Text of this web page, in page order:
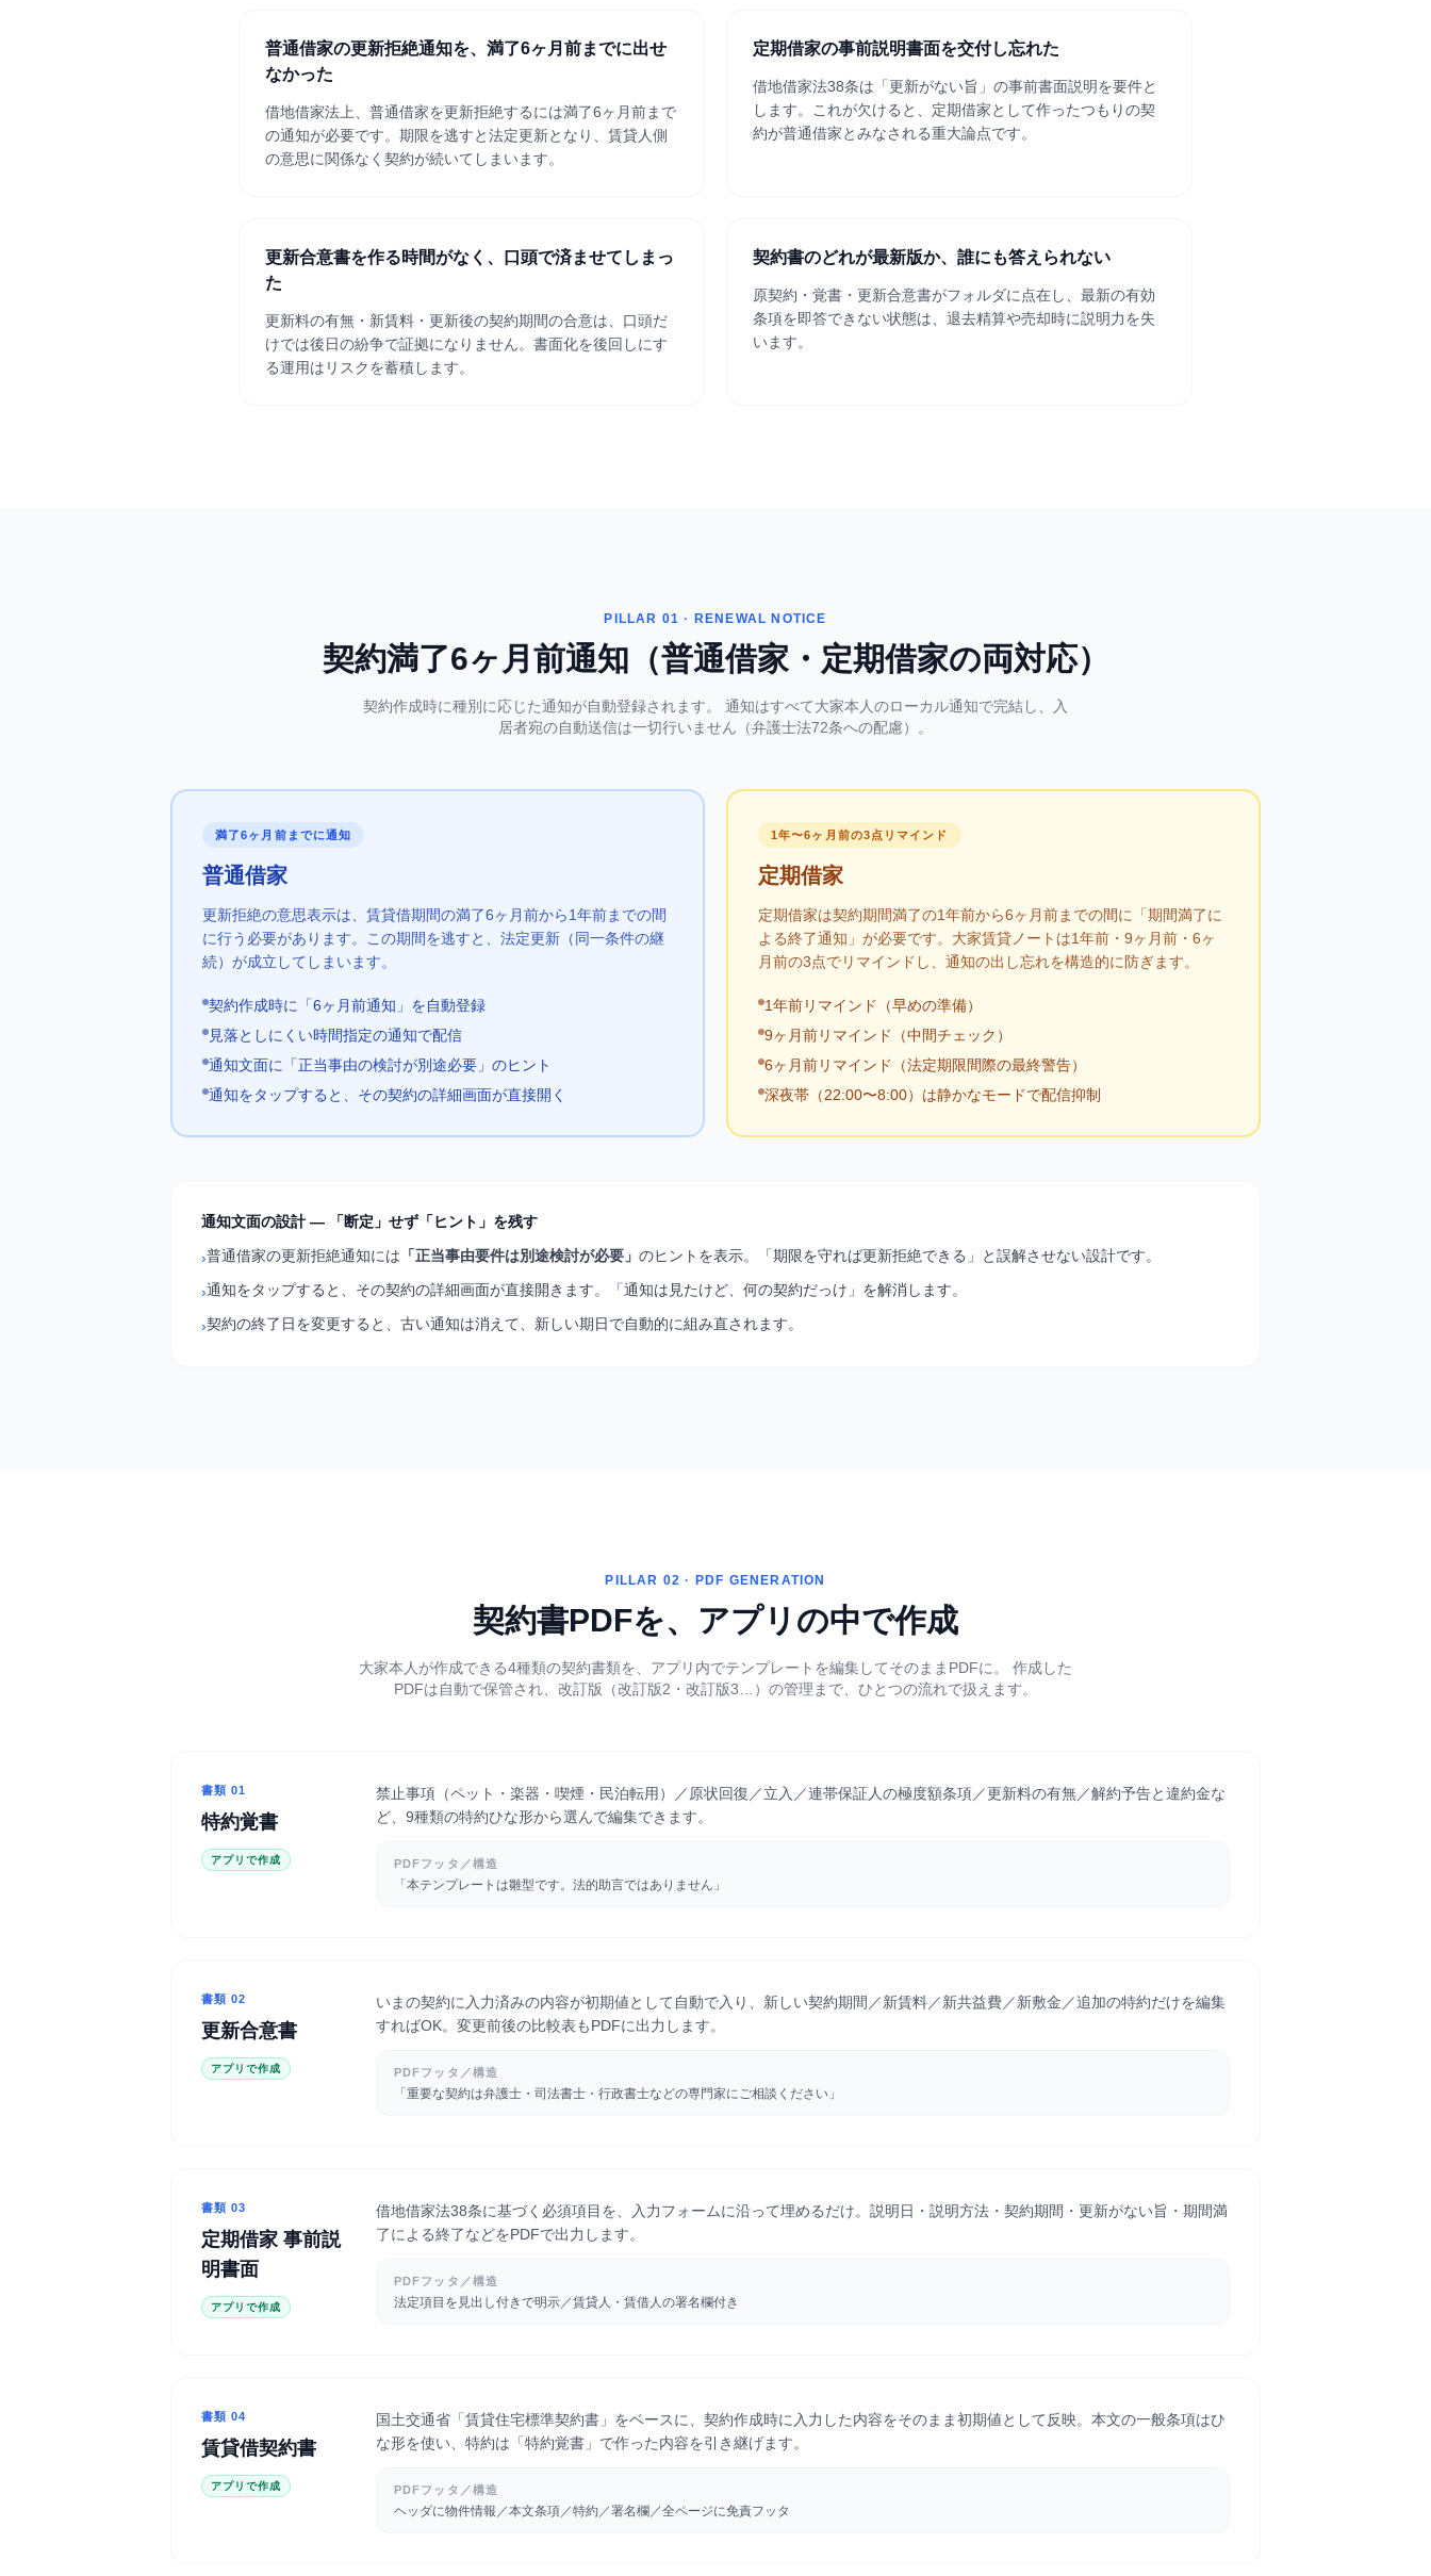
普通借家の更新拒絶通知を、満了6ヶ月前までに出せ
なかった
借地借家法上、普通借家を更新拒絶するには満了6ヶ月前まで
の通知が必要です。期限を逃すと法定更新となり、賃貸人側
の意思に関係なく契約が続いてしまいます。
定期借家の事前説明書面を交付し忘れた
借地借家法38条は「更新がない旨」の事前書面説明を要件と
します。これが欠けると、定期借家として作ったつもりの契
約が普通借家とみなされる重大論点です。
更新合意書を作る時間がなく、口頭で済ませてしまっ
た
更新料の有無・新賃料・更新後の契約期間の合意は、口頭だ
けでは後日の紛争で証拠になりません。書面化を後回しにす
る運用はリスクを蓄積します。
契約書のどれが最新版か、誰にも答えられない
原契約・覚書・更新合意書がフォルダに点在し、最新の有効
条項を即答できない状態は、退去精算や売却時に説明力を失
います。
PILLAR 01 · RENEWAL NOTICE
契約満了6ヶ月前通知（普通借家・定期借家の両対応）
契約作成時に種別に応じた通知が自動登録されます。 通知はすべて大家本人のローカル通知で完結し、入
居者宛の自動送信は一切行いません（弁護士法72条への配慮）。
満了6ヶ月前までに通知
普通借家
更新拒絶の意思表示は、賃貸借期間の満了6ヶ月前から1年前までの間
に行う必要があります。この期間を逃すと、法定更新（同一条件の継
続）が成立してしまいます。
契約作成時に「6ヶ月前通知」を自動登録
見落としにくい時間指定の通知で配信
通知文面に「正当事由の検討が別途必要」のヒント
通知をタップすると、その契約の詳細画面が直接開く
1年〜6ヶ月前の3点リマインド
定期借家
定期借家は契約期間満了の1年前から6ヶ月前までの間に「期間満了に
よる終了通知」が必要です。大家賃貸ノートは1年前・9ヶ月前・6ヶ
月前の3点でリマインドし、通知の出し忘れを構造的に防ぎます。
1年前リマインド（早めの準備）
9ヶ月前リマインド（中間チェック）
6ヶ月前リマインド（法定期限間際の最終警告）
深夜帯（22:00〜8:00）は静かなモードで配信抑制
通知文面の設計 — 「断定」せず「ヒント」を残す
›普通借家の更新拒絶通知には 「正当事由要件は別途検討が必要」 のヒントを表示。「期限を守れば更新拒絶できる」と誤解させない設計です。
›通知をタップすると、その契約の詳細画面が直接開きます。「通知は見たけど、何の契約だっけ」を解消します。
›契約の終了日を変更すると、古い通知は消えて、新しい期日で自動的に組み直されます。
PILLAR 02 · PDF GENERATION
契約書PDFを、アプリの中で作成
大家本人が作成できる4種類の契約書類を、アプリ内でテンプレートを編集してそのままPDFに。 作成した
PDFは自動で保管され、改訂版（改訂版2・改訂版3…）の管理まで、ひとつの流れで扱えます。
書類01
特約覚書
アプリで作成
禁止事項（ペット・楽器・喫煙・民泊転用）／原状回復／立入／連帯保証人の極度額条項／更新料の有無／解約予告と違約金な
ど、9種類の特約ひな形から選んで編集できます。
PDFフッタ／構造
「本テンプレートは雛型です。法的助言ではありません」
書類02
更新合意書
アプリで作成
いまの契約に入力済みの内容が初期値として自動で入り、新しい契約期間／新賃料／新共益費／新敷金／追加の特約だけを編集
すればOK。変更前後の比較表もPDFに出力します。
PDFフッタ／構造
「重要な契約は弁護士・司法書士・行政書士などの専門家にご相談ください」
書類03
定期借家 事前説
明書面
アプリで作成
借地借家法38条に基づく必須項目を、入力フォームに沿って埋めるだけ。説明日・説明方法・契約期間・更新がない旨・期間満
了による終了などをPDFで出力します。
PDFフッタ／構造
法定項目を見出し付きで明示／賃貸人・賃借人の署名欄付き
書類04
賃貸借契約書
アプリで作成
国土交通省「賃貸住宅標準契約書」をベースに、契約作成時に入力した内容をそのまま初期値として反映。本文の一般条項はひ
な形を使い、特約は「特約覚書」で作った内容を引き継げます。
PDFフッタ／構造
ヘッダに物件情報／本文条項／特約／署名欄／全ページに免責フッタ